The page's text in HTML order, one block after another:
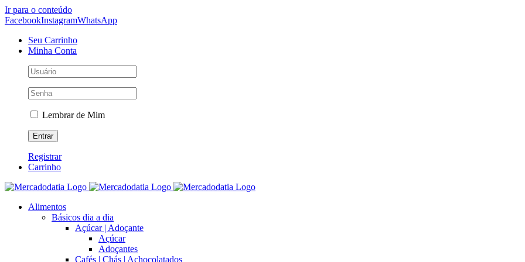
Ir para o conteúdo
FacebookInstagramWhatsApp
Seu Carrinho
Minha Conta
Lembrar de Mim
Registrar
Carrinho
Alimentos
Básicos dia a dia
Açúcar | Adoçante
Açúcar
Adoçantes
Cafés | Chás | Achocolatados